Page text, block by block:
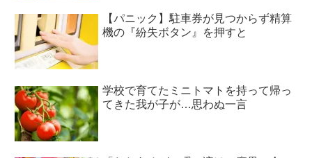
【パニック】駐車券が見つからず精算
機の『紛失ボタン』を押すと
学校で育てたミニトマトを持って帰っ
てきた我が子が…思わぬ一言